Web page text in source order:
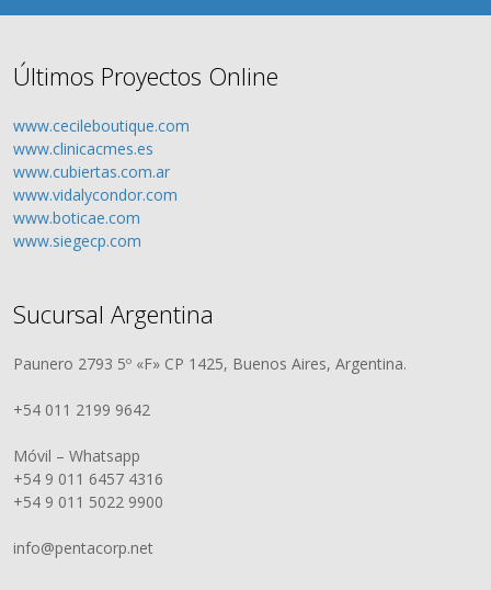
Últimos Proyectos Online
www.cecileboutique.com
www.clinicacmes.es
www.cubiertas.com.ar
www.vidalycondor.com
www.boticae.com
www.siegecp.com
Sucursal Argentina
Paunero 2793 5º «F» CP 1425, Buenos Aires, Argentina.
+54 011 2199 9642
Móvil – Whatsapp
+54 9 011 6457 4316
+54 9 011 5022 9900
info@pentacorp.net